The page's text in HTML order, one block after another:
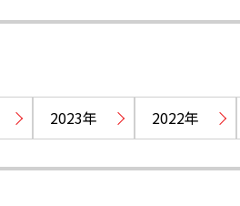
2023 2022